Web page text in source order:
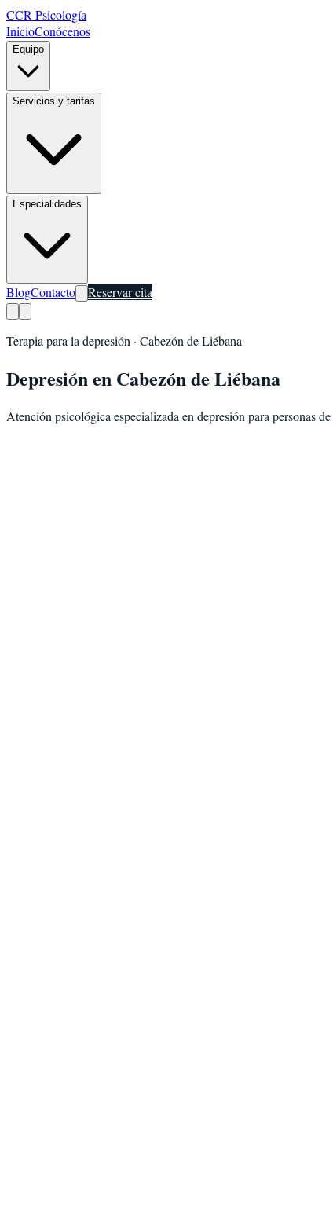
CCR Psicología
InicioConócenos
Equipo
Servicios y tarifas
Especialidades
BlogContacto Reservar cita
Terapia para la depresión · Cabezón de Liébana
Depresiónen Cabezón de Liébana
Atención psicológica especializada en depresión para personas de